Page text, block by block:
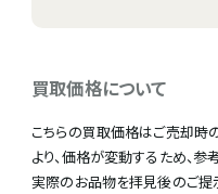
買取価格について
こちらの買取価格はご売却時
より、価格が変動するため、参
実際のお品物を拝見後のご提